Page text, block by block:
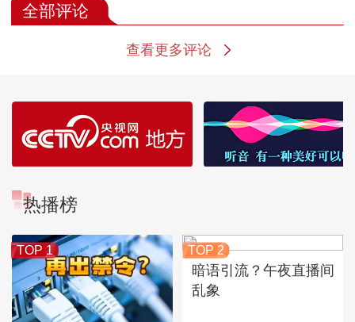
全部评论
查看更多评论
热播榜
TOP 1 TOP 2
暗语引流？午夜直播间
乱象